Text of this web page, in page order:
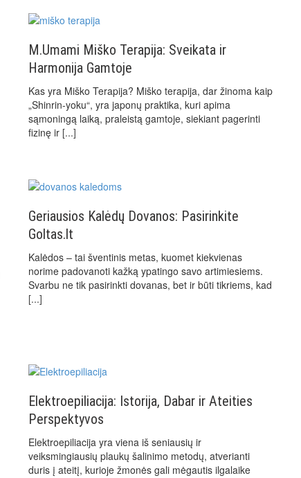
M.Umami Miško Terapija: Sveikata ir
Harmonija Gamtoje
Kas yra Miško Terapija? Miško terapija, dar žinoma kaip
„Shinrin-yoku“, yra japonų praktika, kuri apima
sąmoningą laiką, praleistą gamtoje, siekiant pagerinti
fizinę ir [...]
Geriausios Kalėdų Dovanos: Pasirinkite
Goltas.lt
Kalėdos – tai šventinis metas, kuomet kiekvienas
norime padovanoti kažką ypatingo savo artimiesiems.
Svarbu ne tik pasirinkti dovanas, bet ir būti tikriems, kad
[...]
Elektroepiliacija: Istorija, Dabar ir Ateities
Perspektyvos
Elektroepiliacija yra viena iš seniausių ir
veiksmingiausių plaukų šalinimo metodų, atverianti
duris į ateitį, kurioje žmonės gali mėgautis ilgalaike